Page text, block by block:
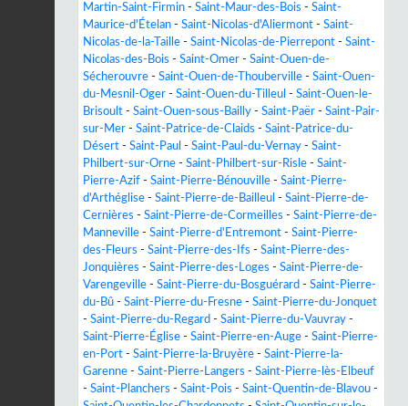
Martin-Saint-Firmin - Saint-Maur-des-Bois - Saint-
Maurice-d'Ételan - Saint-Nicolas-d'Aliermont - Saint-
Nicolas-de-la-Taille - Saint-Nicolas-de-Pierrepont - Saint-
Nicolas-des-Bois - Saint-Omer - Saint-Ouen-de-
Sécherouvre - Saint-Ouen-de-Thouberville - Saint-Ouen-
du-Mesnil-Oger - Saint-Ouen-du-Tilleul - Saint-Ouen-le-
Brisoult - Saint-Ouen-sous-Bailly - Saint-Paër - Saint-Pair-
sur-Mer - Saint-Patrice-de-Claids - Saint-Patrice-du-
Désert - Saint-Paul - Saint-Paul-du-Vernay - Saint-
Philbert-sur-Orne - Saint-Philbert-sur-Risle - Saint-
Pierre-Azif - Saint-Pierre-Bénouville - Saint-Pierre-
d'Arthéglise - Saint-Pierre-de-Bailleul - Saint-Pierre-de-
Cernières - Saint-Pierre-de-Cormeilles - Saint-Pierre-de-
Manneville - Saint-Pierre-d'Entremont - Saint-Pierre-
des-Fleurs - Saint-Pierre-des-Ifs - Saint-Pierre-des-
Jonquières - Saint-Pierre-des-Loges - Saint-Pierre-de-
Varengeville - Saint-Pierre-du-Bosguérard - Saint-Pierre-
du-Bû - Saint-Pierre-du-Fresne - Saint-Pierre-du-Jonquet
- Saint-Pierre-du-Regard - Saint-Pierre-du-Vauvray -
Saint-Pierre-Église - Saint-Pierre-en-Auge - Saint-Pierre-
en-Port - Saint-Pierre-la-Bruyère - Saint-Pierre-la-
Garenne - Saint-Pierre-Langers - Saint-Pierre-lès-Elbeuf
- Saint-Planchers - Saint-Pois - Saint-Quentin-de-Blavou -